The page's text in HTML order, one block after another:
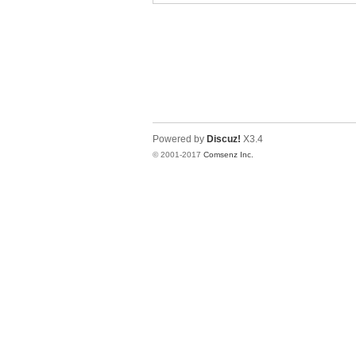
Powered by Discuz! X3.4
© 2001-2017 Comsenz Inc.